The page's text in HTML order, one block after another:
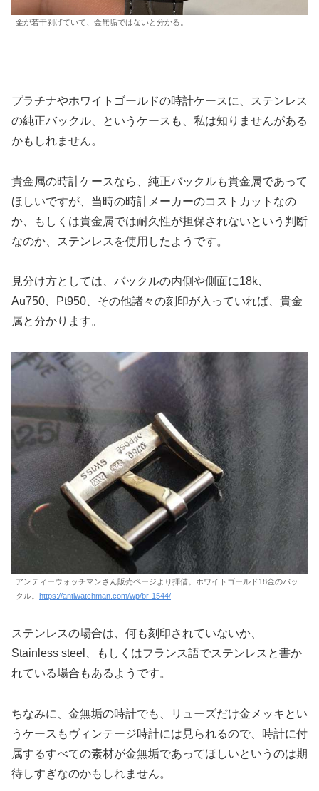
金が若干剥げていて、金無垢ではないと分かる。
プラチナやホワイトゴールドの時計ケースに、ステンレス
の純正バックル、というケースも、私は知りませんがある
かもしれません。
貴金属の時計ケースなら、純正バックルも貴金属であって
ほしいですが、当時の時計メーカーのコストカットなの
か、もしくは貴金属では耐久性が担保されないという判断
なのか、ステンレスを使用したようです。
見分け方としては、バックルの内側や側面に18k、
Au750、Pt950、その他諸々の刻印が入っていれば、貴金
属と分かります。
アンティーウォッチマンさん販売ページより拝借。ホワイトゴールド18金のバッ
クル。 https://antiwatchman.com/wp/br-1544/
ステンレスの場合は、何も刻印されていないか、
Stainless steel、もしくはフランス語でステンレスと書か
れている場合もあるようです。
ちなみに、金無垢の時計でも、リューズだけ金メッキとい
うケースもヴィンテージ時計には見られるので、時計に付
属するすべての素材が金無垢であってほしいというのは期
待しすぎなのかもしれません。